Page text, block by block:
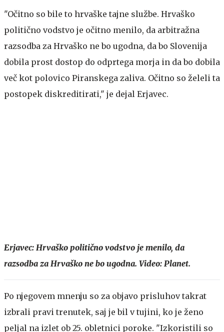
"Očitno so bile to hrvaške tajne službe. Hrvaško
politično vodstvo je očitno menilo, da arbitražna
razsodba za Hrvaško ne bo ugodna, da bo Slovenija
dobila prost dostop do odprtega morja in da bo dobila
več kot polovico Piranskega zaliva. Očitno so želeli ta
postopek diskreditirati," je dejal Erjavec.
Erjavec: Hrvaško politično vodstvo je menilo, da
razsodba za Hrvaško ne bo ugodna. Video: Planet.
Po njegovem mnenju so za objavo prisluhov takrat
izbrali pravi trenutek, saj je bil v tujini, ko je ženo
peljal na izlet ob 25. obletnici poroke. "Izkoristili so